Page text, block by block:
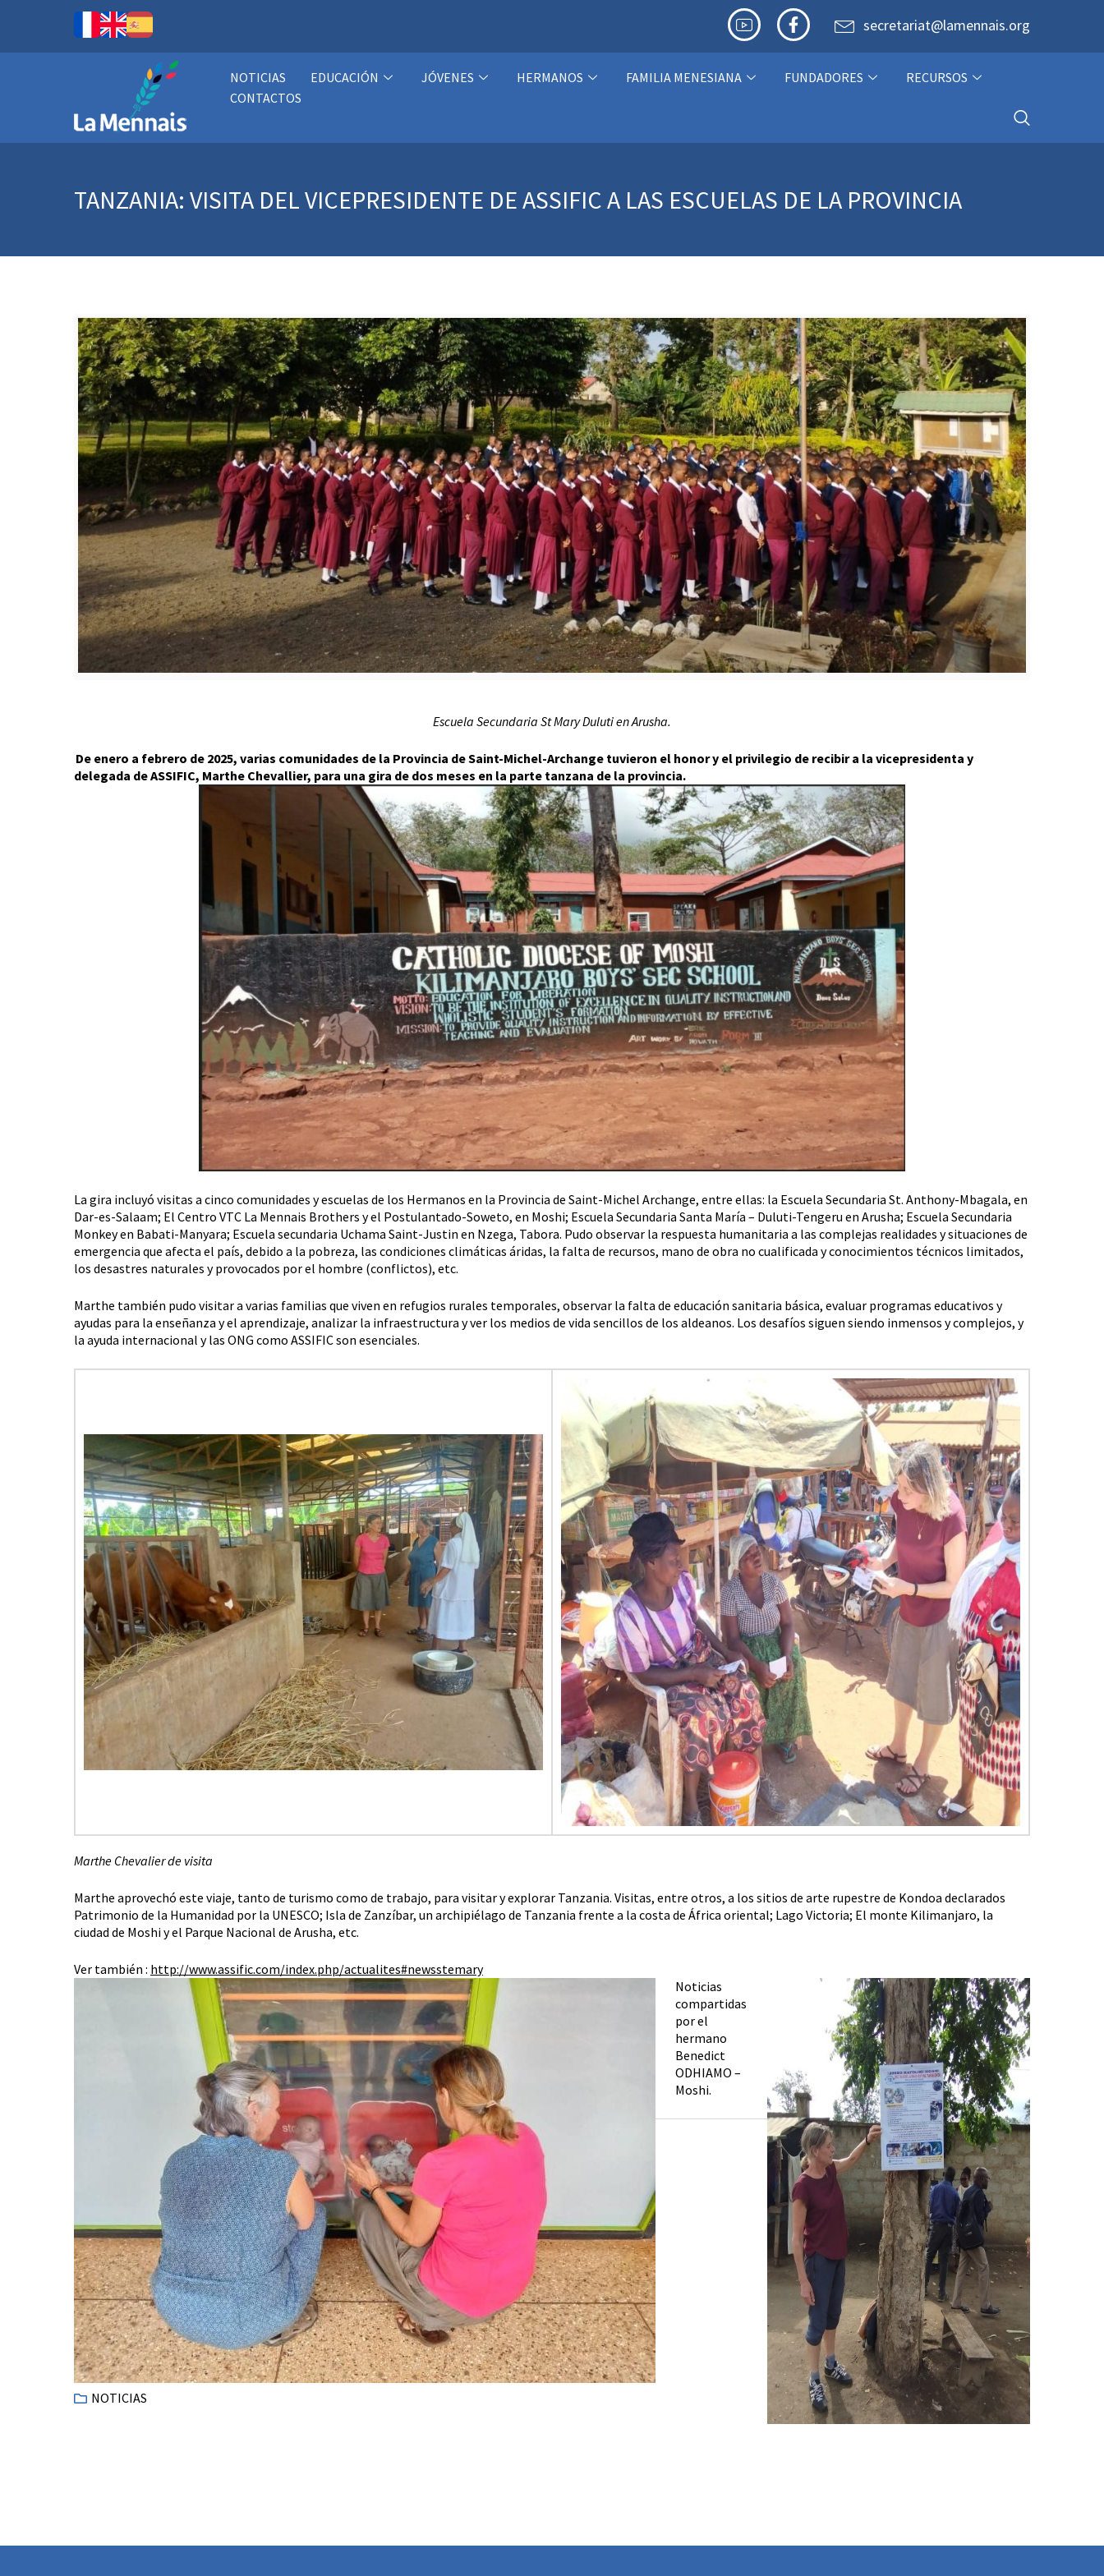
secretariat@lamennais.org
NOTICIAS EDUCACIÓN JÓVENES HERMANOS FAMILIA MENESIANA FUNDADORES
RECURSOS
CONTACTOS
TANZANIA: VISITA DEL VICEPRESIDENTE DE ASSIFIC A LAS ESCUELAS DE LA PROVINCIA
Escuela Secundaria St Mary Duluti en Arusha.
De enero a febrero de 2025, varias comunidades de la Provincia de Saint-Michel-Archange tuvieron el honor y el privilegio de recibir a la vicepresidenta y
delegada de ASSIFIC, Marthe Chevallier, para una gira de dos meses en la parte tanzana de la provincia.
La gira incluyó visitas a cinco comunidades y escuelas de los Hermanos en la Provincia de Saint-Michel Archange, entre ellas: la Escuela Secundaria St. Anthony-Mbagala, en
Dar-es-Salaam; El Centro VTC La Mennais Brothers y el Postulantado-Soweto, en Moshi; Escuela Secundaria Santa María – Duluti-Tengeru en Arusha; Escuela Secundaria
Monkey en Babati-Manyara; Escuela secundaria Uchama Saint-Justin en Nzega, Tabora. Pudo observar la respuesta humanitaria a las complejas realidades y situaciones de
emergencia que afecta el país, debido a la pobreza, las condiciones climáticas áridas, la falta de recursos, mano de obra no cualificada y conocimientos técnicos limitados,
los desastres naturales y provocados por el hombre (conflictos), etc.
Marthe también pudo visitar a varias familias que viven en refugios rurales temporales, observar la falta de educación sanitaria básica, evaluar programas educativos y
ayudas para la enseñanza y el aprendizaje, analizar la infraestructura y ver los medios de vida sencillos de los aldeanos. Los desafíos siguen siendo inmensos y complejos, y
la ayuda internacional y las ONG como ASSIFIC son esenciales.
Marthe Chevalier de visita
Marthe aprovechó este viaje, tanto de turismo como de trabajo, para visitar y explorar Tanzania. Visitas, entre otros, a los sitios de arte rupestre de Kondoa declarados
Patrimonio de la Humanidad por la UNESCO; Isla de Zanzíbar, un archipiélago de Tanzania frente a la costa de África oriental; Lago Victoria; El monte Kilimanjaro, la
ciudad de Moshi y el Parque Nacional de Arusha, etc.
Ver también : http://www.assific.com/index.php/actualites#newsstemary
Noticias
compartidas
por el
hermano
Benedict
ODHIAMO –
Moshi.
NOTICIAS